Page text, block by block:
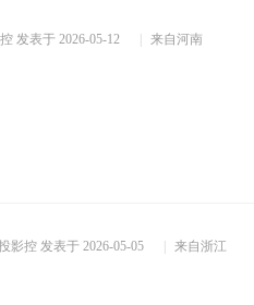
发表于 2026-05-12 来自河南
影控 发表于 2026-05-05 来自浙江